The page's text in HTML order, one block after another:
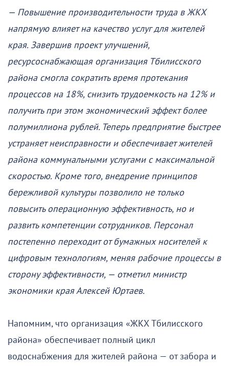
— Повышение производительности труда в ЖКХ
напрямую влияет на качество услуг для жителей
края. Завершив проект улучшений,
ресурсоснабжающая организация Тбилисского
района смогла сократить время протекания
процессов на 18%, снизить трудоемкость на 12% и
получить при этом экономический эффект более
полумиллиона рублей. Теперь предприятие быстрее
устраняет неисправности и обеспечивает жителей
района коммунальными услугами с максимальной
скоростью. Кроме того, внедрение принципов
бережливой культуры позволило не только
повысить операционную эффективность, но и
развить компетенции сотрудников. Персонал
постепенно переходит от бумажных носителей к
цифровым технологиям, меняя рабочие процессы в
сторону эффективности, — отметил министр
экономики края Алексей Юртаев.
Напомним, что организация «ЖКХ Тбилисского
района» обеспечивает полный цикл
водоснабжения для жителей района — от забора и